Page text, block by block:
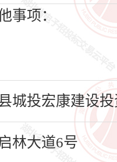
事项：
城投宏康建设
林大道6号